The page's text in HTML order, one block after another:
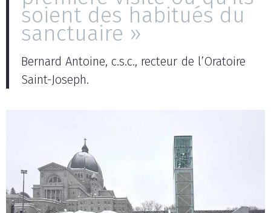
soient des habitués du
sanctuaire »
Bernard Antoine, c.s.c., recteur de l’Oratoire
Saint-Joseph.